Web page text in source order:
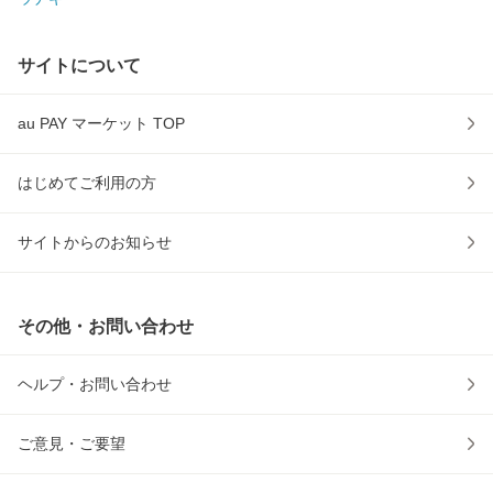
サイトについて
au PAY マーケット TOP
はじめてご利用の方
サイトからのお知らせ
その他・お問い合わせ
ヘルプ・お問い合わせ
ご意見・ご要望